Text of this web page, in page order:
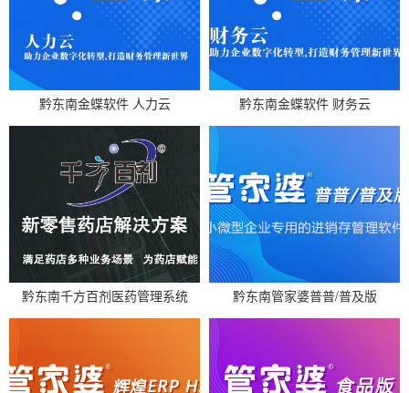
黔东南金蝶软件 人力云 黔东南金蝶软件 财务云
黔东南千方百剂医药管理系统 黔东南管家婆普普/普及版